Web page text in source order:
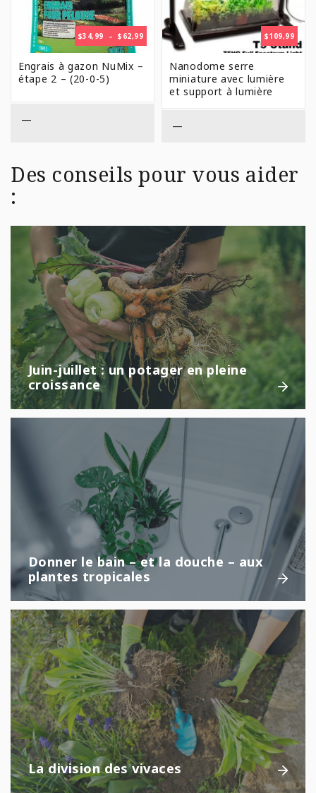
$34,99 – $ 62,99PLAGE
DE
Engrais à gazon NuMix –
étape 2 – (20-0-5)
—
$109,99
Nanodome serre
miniature avec lumière
et support à lumière
—
Des conseils pour vous aider
:
Juin-juillet : un potager en pleine
croissance
Donner le bain – et la douche – aux
plantes tropicales
La division des vivaces